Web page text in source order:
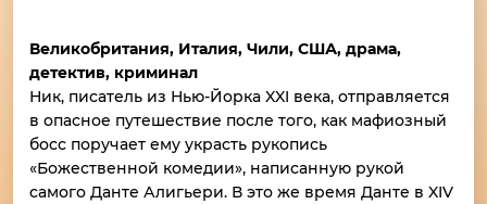
Великобритания, Италия, Чили, США, драма,
детектив, криминал
Ник, писатель из Нью-Йорка XXI века, отправляется
в опасное путешествие после того, как мафиозный
босс поручает ему украсть рукопись
«Божественной комедии», написанную рукой
самого Данте Алигьери. В это же время Данте в XIV